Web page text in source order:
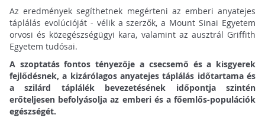
Az eredmények segíthetnek megérteni az emberi anyatejes
táplálás evolúcióját - vélik a szerzők, a Mount Sinai Egyetem
orvosi és közegészségügyi kara, valamint az ausztrál Griffith
Egyetem tudósai.
A szoptatás fontos tényezője a csecsemő és a kisgyerek
fejlődésnek, a kizárólagos anyatejes táplálás időtartama és
a szilárd táplálék bevezetésének időpontja szintén
erőteljesen befolyásolja az emberi és a főemlős-populációk
egészségét.